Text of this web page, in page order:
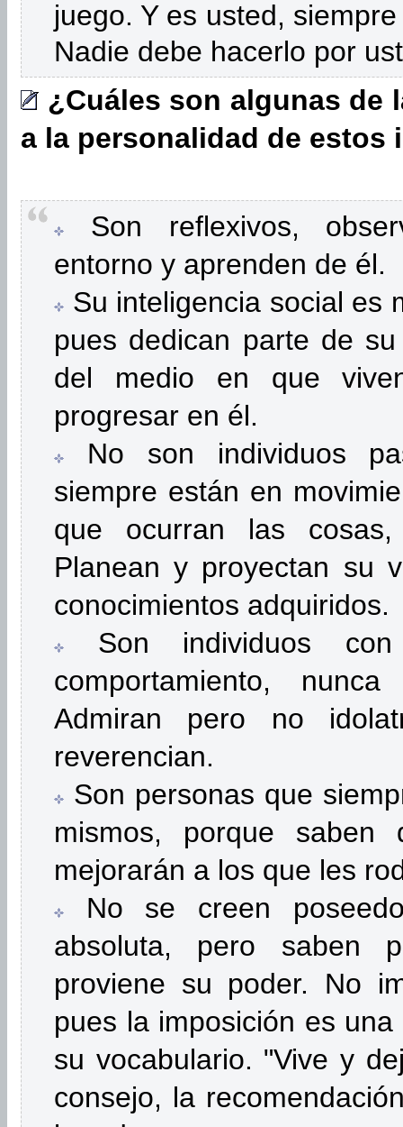
juego. Y es usted,
Nadie debe hacerlo por
¿Cuáles son algunas de
a la personalidad de estos
Son reflexivos,
entorno y aprenden de él.
Su inteligencia social es
pues dedican parte de
del medio en que
progresar en él.
No son individuos
siempre están en
que ocurran las
Planean y proyectan su
conocimientos adquiridos.
Son individuos
comportamiento,
Admiran pero no
reverencian.
Son personas que
mismos, porque saben
mejorarán a los que les
No se creen
absoluta, pero saben
proviene su poder. No
pues la imposición es
su vocabulario. "Vive y
consejo, la